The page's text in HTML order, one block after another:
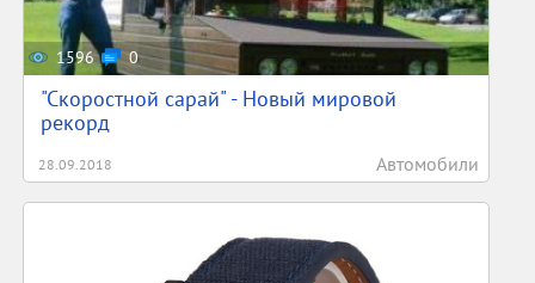
1596 0
"Скоростной сарай" - Новый мировой
рекорд
28.09.2018 Автомобили